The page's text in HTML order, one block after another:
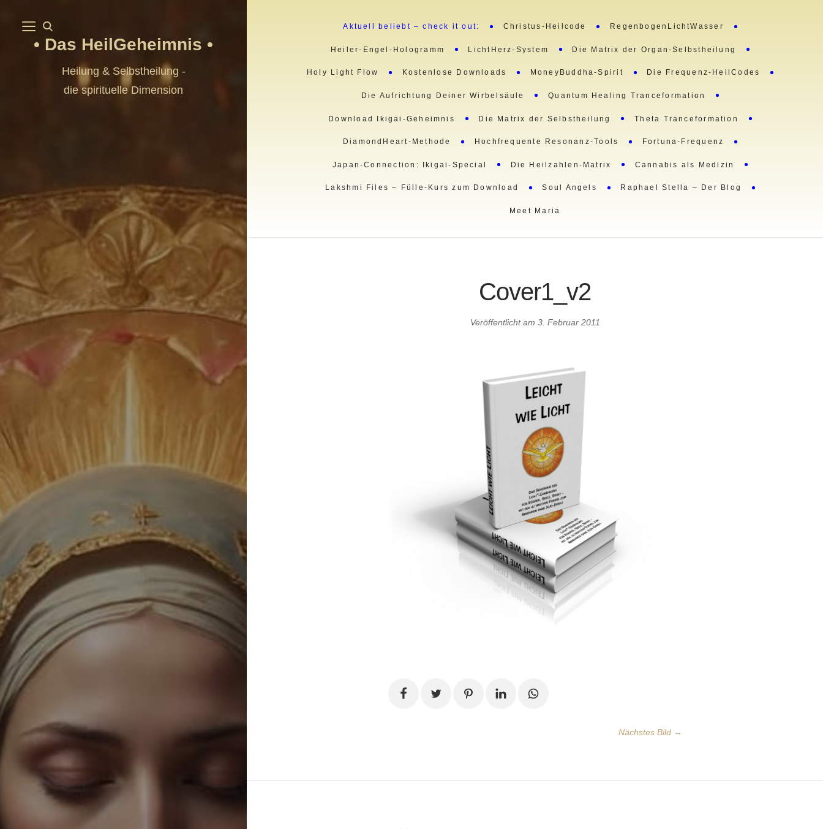
Das HeilGeheimnis
Heilung & Selbstheilung -
die spirituelle Dimension
Aktuell beliebt – check it out: Christus-Heilcode RegenbogenLichtWasser
Heiler-Engel-Hologramm LichtHerz-System Die Matrix der Organ-Selbstheilung
Holy Light Flow Kostenlose Downloads MoneyBuddha-Spirit Die Frequenz-HeilCodes
Die Aufrichtung Deiner Wirbelsäule Quantum Healing Tranceformation
Download Ikigai-Geheimnis Die Matrix der Selbstheilung Theta Tranceformation
DiamondHeart-Methode Hochfrequente Resonanz-Tools Fortuna-Frequenz
Japan-Connection: Ikigai-Special Die Heilzahlen-Matrix Cannabis als Medizin
Lakshmi Files – Fülle-Kurs zum Download Soul Angels Raphael Stella – Der Blog
Meet Maria
Cover1_v2
Veröffentlicht am 3. Februar 2011
Nächstes Bild →